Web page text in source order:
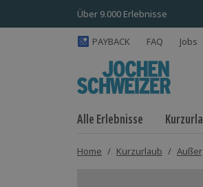
Über 9.000 Erlebnisse
PAYBACK FAQ Jobs
Alle Erlebnisse
Home / Kurzurlaub /